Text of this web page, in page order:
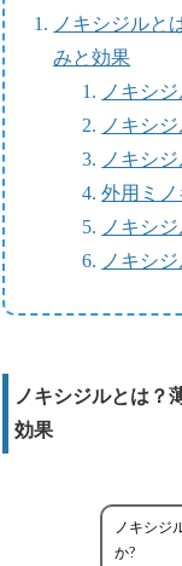
ノキシジルと
みと効果
ノキシジ
ノキシ
ノキシ
外用ミ
ノキシ
ノキシ
ノキシジルとは？
効果
ノキシジ
か?